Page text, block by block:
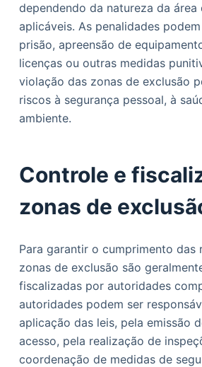
dependendo da natureza da área
aplicáveis. As penalidades
prisão, apreensão de
licenças ou outras medidas
violação das zonas de exclusão
riscos à segurança pessoal, à
ambiente.
Controle e
zonas de
Para garantir o cumprimento das
zonas de exclusão são
fiscalizadas por autoridades
autoridades podem ser
aplicação das leis, pela emissão
acesso, pela realização de
coordenação de medidas de